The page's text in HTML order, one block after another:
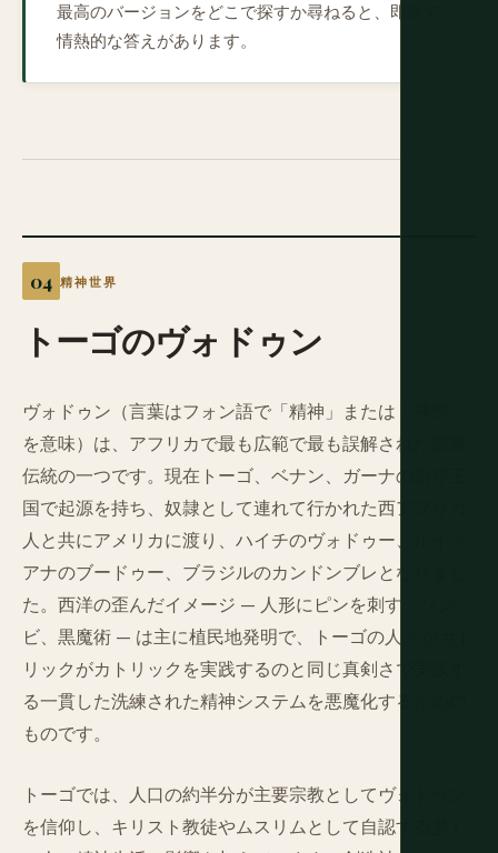
最高のバージョンをどこで探すか尋ねると、即座で
情熱的な答えがあります。
精神世界
トーゴのヴォドゥン
ヴォドゥン（言葉はフォン語で「精神」または「神聖」
を意味）は、アフリカで最も広範で最も誤解された宗教
伝統の一つです。現在トーゴ、ベナン、ガーナの沿岸王
国で起源を持ち、奴隷として連れて行かれた西アフリカ
人と共にアメリカに渡り、ハイチのヴォドゥー、ルイジ
アナのブードゥー、ブラジルのカンドンブレとなりまし
た。西洋の歪んだイメージ — 人形にピンを刺す、ゾン
ビ、黒魔術 — は主に植民地発明で、トーゴの人々がカト
リックがカトリックを実践するのと同じ真剣さで実践す
る一貫した洗練された精神システムを悪魔化するための
ものです。
トーゴでは、人口の約半分が主要宗教としてヴォドゥン
を信仰し、キリスト教徒やムスリムとして自認する多く